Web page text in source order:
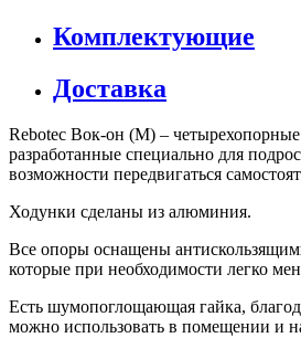
Комплектующие
Доставка
Rebotec Вок-он (M) –
разработанные специально для
возможности передвигаться
Ходунки сделаны из алюминия.
Все опоры оснащены
которые при необходимости легко
Есть шумопоглощающая гайка,
можно использовать в помещении и